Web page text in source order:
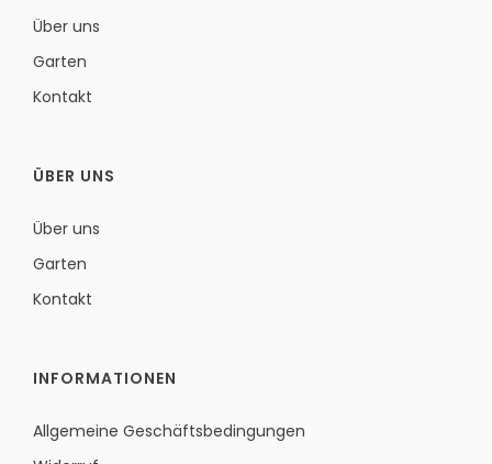
Über uns
Garten
Kontakt
ÜBER UNS
Über uns
Garten
Kontakt
INFORMATIONEN
Allgemeine Geschäftsbedingungen